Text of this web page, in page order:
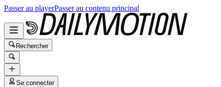
Passer au playerPasser au contenu principal
Rechercher
Se connecter